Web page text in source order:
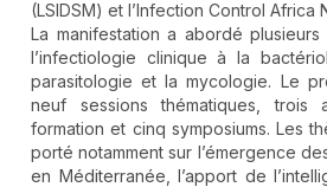
(LSIDSM) et l’Infection Control Africa
La manifestation a abordé
l’infectiologie clinique à la
parasitologie et la mycologie. Le
neuf sessions thématiques, trois
formation et cinq symposiums. Les
porté notamment sur l’émergence
en Méditerranée, l’apport de